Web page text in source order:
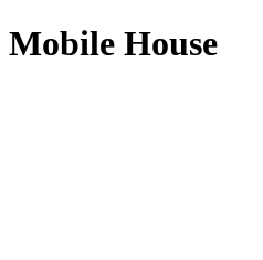
Mobile House